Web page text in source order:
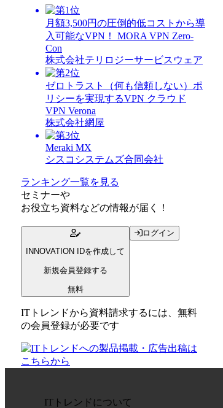
月額3,500円の圧倒的低コストから導
入可能なVPN！ MORA VPN Zero-
Con
株式会社テリロジーサービスウェア
ゼロトラスト（何も信頼しない）ポ
リシーを実現するVPN クラウド
VPN Verona
株式会社網屋
Meraki MX
シスコシステムズ合同会社
ランキング一覧を見る
セミナーや
お役立ち資料などの情報が届く！
INNOVATION IDを作成して
新規会員登録する
無料
ログイン
ITトレンドから資料請求するには、無料
の会員登録が必要です
ITトレンドについて